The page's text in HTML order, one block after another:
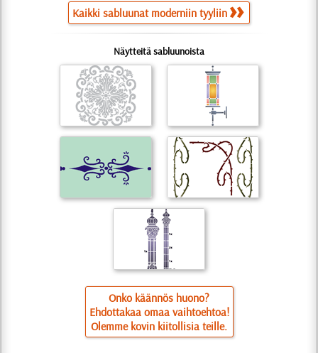
Kaikki sabluunat moderniin tyyliin
Näytteitä sabluunoista
Onko käännös huono?
Ehdottakaa omaa vaihtoehtoa!
Olemme kovin kiitollisia teille.